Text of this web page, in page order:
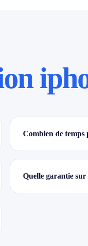
Combien de
Quelle garantie